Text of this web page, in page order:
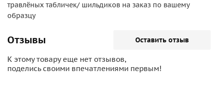
травлёных табличек/ шильдиков на заказ по вашему
образцу
Отзывы Оставить отзыв
К этому товару еще нет отзывов,
поделись своими впечатлениями первым!